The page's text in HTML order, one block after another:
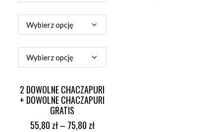
2 DOWOLNE CHACZAPURI
+ DOWOLNE CHACZAPURI
GRATIS
55,80 zł– 75,80 zł